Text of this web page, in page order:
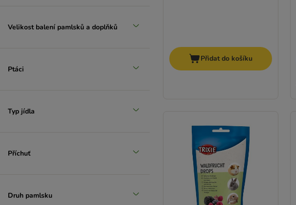
Velikost balení pamlsků a doplňků
Ptáci
Typ jídla
Příchuť
Druh pamlsku
Přidat do košíku